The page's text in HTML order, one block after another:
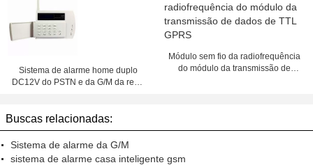
Sistema de alarme home duplo
DC12V do PSTN e da G/M da rede
Módulo sem fio da radiofrequência
do módulo da transmissão de
Buscas relacionadas:
Sistema de alarme da G/M
sistema de alarme casa inteligente gsm